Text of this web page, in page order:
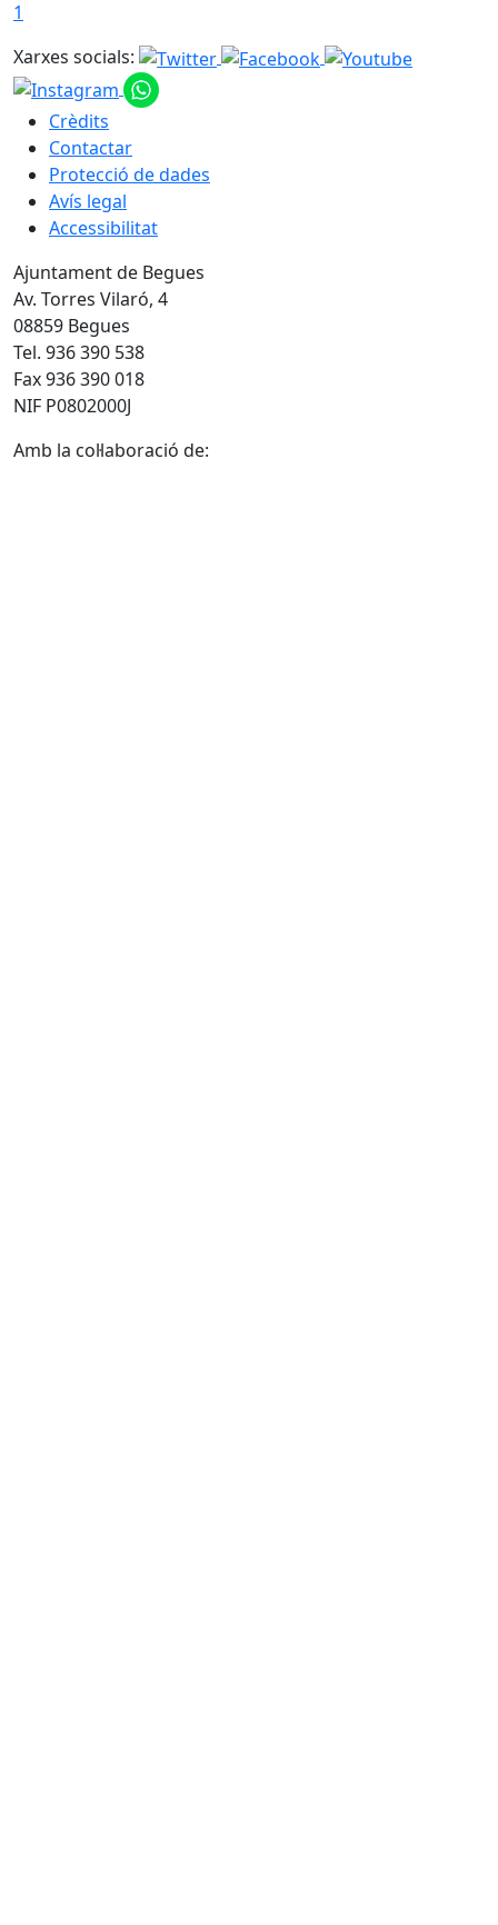
1
Xarxes socials:
Crèdits
Contactar
Protecció de dades
Avís legal
Accessibilitat
Ajuntament de Begues
Av. Torres Vilaró, 4
08859 Begues
Tel. 936 390 538
Fax 936 390 018
NIF P0802000J
Amb la col·laboració de: